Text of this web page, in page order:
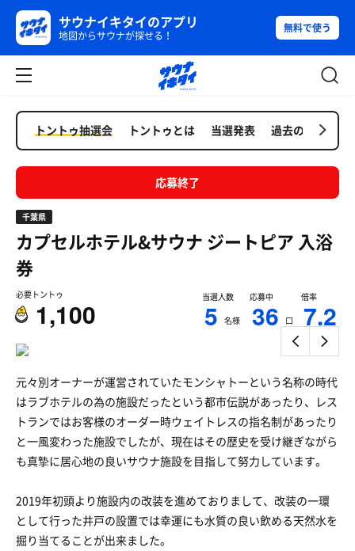
サウナイキタイのアプリ
地図からサウナが探せる！
無料で使う
トントゥ抽選会 トントゥとは 当選発表 過去の抽選会
応募終了
千葉県
カプセルホテル&サウナ ジートピア 入浴
券
必要トントゥ
1,100
当選人数
5 名様
応募中
36 口
倍率
7.2
元々別オーナーが運営されていたモンシャトーという名称の時代
はラブホテルの為の施設だったという都市伝説があったり、レス
トランではお客様のオーダー時ウェイトレスの指名制があったり
と一風変わった施設でしたが、現在はその歴史を受け継ぎながら
も真摯に居心地の良いサウナ施設を目指して努力しています。
2019年初頭より施設内の改装を進めておりまして、改装の一環
として行った井戸の設置では幸運にも水質の良い飲める天然水を
掘り当てることが出来ました。